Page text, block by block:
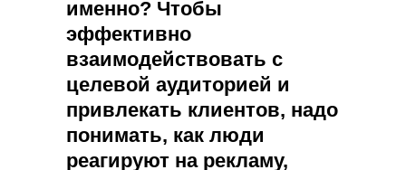
именно? Чтобы
эффективно
взаимодействовать с
целевой аудиторией и
привлекать клиентов, надо
понимать, как люди
реагируют на рекламу,